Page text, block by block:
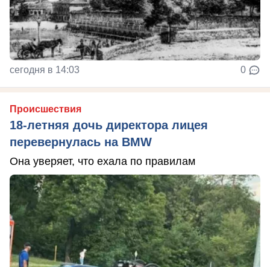
сегодня в 14:03 0
Происшествия
18-летняя дочь директора лицея
перевернулась на BMW
Она уверяет, что ехала по правилам